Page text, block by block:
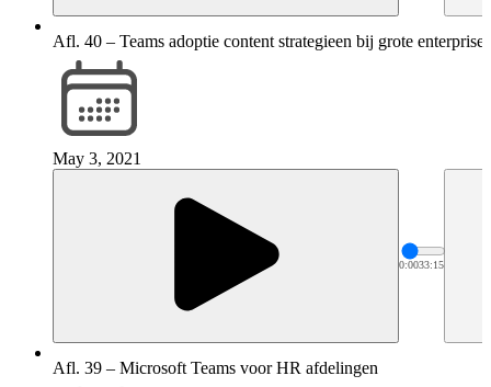
Afl. 40 – Teams adoptie content strategieen bij grote enterprises
May 3, 2021
0:0033:15
Afl. 39 – Microsoft Teams voor HR afdelingen